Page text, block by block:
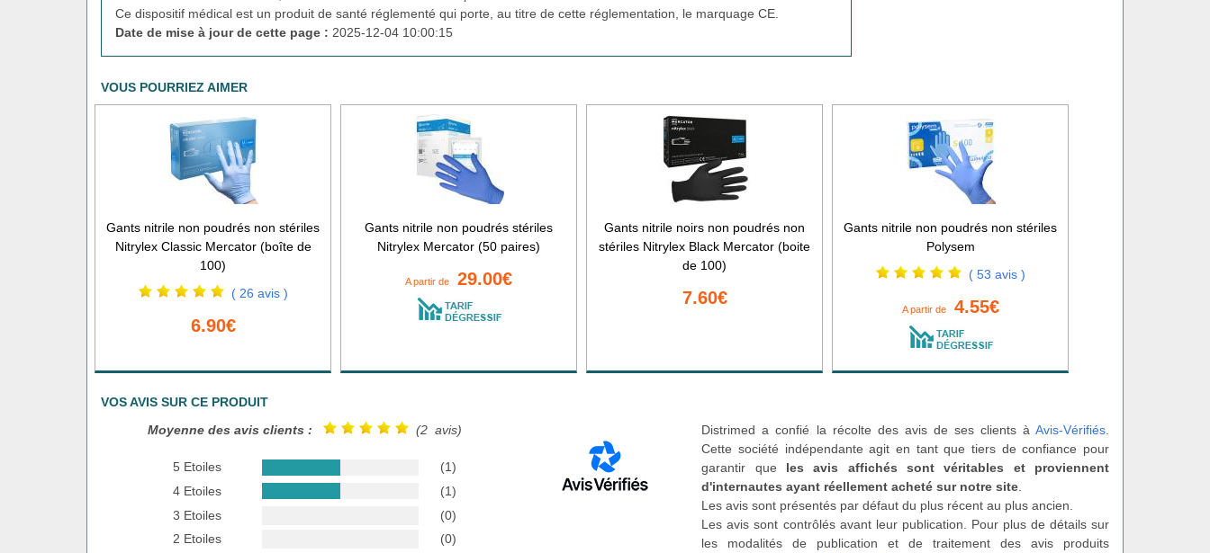
Ce dispositif médical est un produit de santé réglementé qui porte, au titre de cette réglementation, le marquage CE.
Date de mise à jour de cette page : 2025-12-04 10:00:15
VOUS POURRIEZ AIMER
Gants nitrile non poudrés non stériles
Nitrylex Classic Mercator (boîte de
100)
( 26 avis )
6.90€
Gants nitrile non poudrés stériles
Nitrylex Mercator (50 paires)
A partir de29.00€
Gants nitrile noirs non poudrés non
stériles Nitrylex Black Mercator (boite
de 100)
7.60€
Gants nitrile non poudrés non stériles
Polysem
( 53 avis )
A partir de 4.55€
VOS AVIS SUR CE PRODUIT
Moyenne des avis clients :
(2 avis)
5 Etoiles
(1)
4 Etoiles
(1)
3 Etoiles
(0)
2 Etoiles
(0)
Distrimed a confié la récolte des avis de ses clients à Avis-Vérifiés.
Cette société indépendante agit en tant que tiers de confiance pour
garantir que les avis affichés sont véritables et proviennent
d'internautes ayant réellement acheté sur notre site
Les avis sont présentés par défaut du plus récent au plus ancien.
Les avis sont contrôlés avant leur publication. Pour plus de détails sur
les modalités de publication et de traitement des avis produits